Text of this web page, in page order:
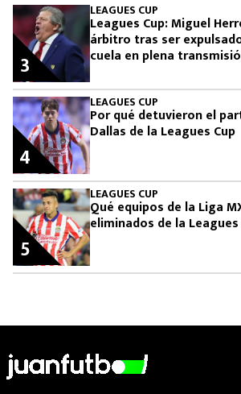
LEAGUES CUP
Leagues Cup: Miguel
árbitro tras ser
cuela en plena
3
LEAGUES CUP
Por qué detuvieron el
Dallas de la Leagues Cup
4
LEAGUES CUP
Qué equipos de la Liga
eliminados de la Leagues
5